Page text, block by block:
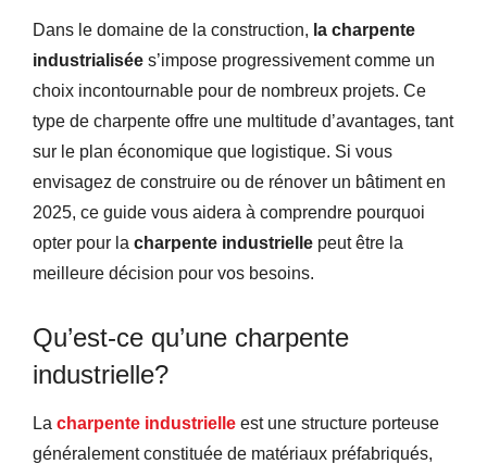
Dans le domaine de la construction, la charpente
industrialisée s’impose progressivement comme un
choix incontournable pour de nombreux projets. Ce
type de charpente offre une multitude d’avantages, tant
sur le plan économique que logistique. Si vous
envisagez de construire ou de rénover un bâtiment en
2025, ce guide vous aidera à comprendre pourquoi
opter pour la charpente industrielle peut être la
meilleure décision pour vos besoins.
Qu’est-ce qu’une charpente
industrielle?
La charpente industrielle est une structure porteuse
généralement constituée de matériaux préfabriqués,